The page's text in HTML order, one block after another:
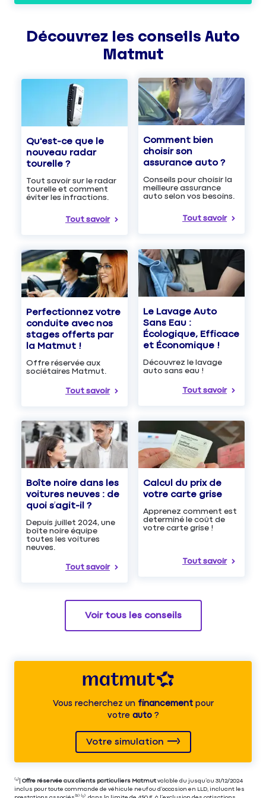
Découvrez les conseils Auto
Matmut
Qu'est-ce que le
nouveau radar
tourelle ?
Tout savoir sur le radar
tourelle et comment
éviter les infractions.
Tout savoir
Comment bien
choisir son
assurance auto ?
Conseils pour choisir la
meilleure assurance
auto selon vos besoins.
Tout savoir
Perfectionnez votre
conduite avec nos
stages offerts par
la Matmut !
Offre réservée aux
sociétaires Matmut.
Tout savoir
Le Lavage Auto
Sans Eau :
Écologique, Efficace
et Économique !
Découvrez le lavage
auto sans eau !
Tout savoir
Boîte noire dans les
voitures neuves : de
quoi s’agit-il ?
Depuis juillet 2024, une
boîte noire équipe
toutes les voitures
neuves.
Tout savoir
Calcul du prix de
votre carte grise
Apprenez comment est
determiné le coût de
votre carte grise !
Tout savoir
Voir tous les conseils
Vous recherchez unfinancementpour
votre auto?
Votre simulation
⁽⁴⁾| Offre réservée aux clients particuliers Matmut valable du jusqu’au 31/12/2024
inclus pour toute commande de véhicule neuf ou d’occasion en LLD, incluant les